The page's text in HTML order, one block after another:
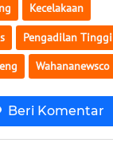
Kecelakaan
Pengadilan Tinggi
Wahananewsco
Beri Komentar